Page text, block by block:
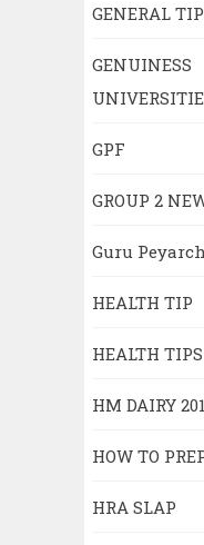
GENERAL
GPF
GROUP 2
Guru
HEALTH TIP
HEALTH TIPS
HM DAIRY
HOW TO
HRA SLAP